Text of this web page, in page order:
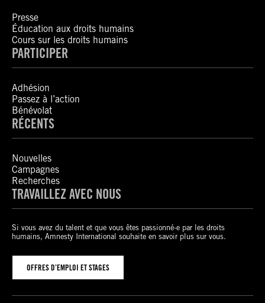
Presse
Éducation aux droits humains
Cours sur les droits humains
PARTICIPER
Adhésion
Passez à l’action
Bénévolat
RÉCENTS
Nouvelles
Campagnes
Recherches
TRAVAILLEZ AVEC NOUS
Si vous avez du talent et que vous êtes passionné-e par les droits
humains, Amnesty International souhaite en savoir plus sur vous.
OFFRES D’EMPLOI ET STAGES